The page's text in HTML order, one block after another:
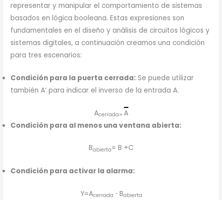
representar y manipular el comportamiento de sistemas
basados en lógica booleana. Estas expresiones son
fundamentales en el diseño y análisis de circuitos lógicos y
sistemas digitales, a continuación creamos una condición
para tres escenarios:
Condición para la puerta cerrada: Se puede utilizar
también A’ para indicar el inverso de la entrada A.
Acerrada= A
Condición para al menos una ventana abierta:
Babierta​= B +C
Condición para activar la alarma:
Y=Acerrada ​ ⋅ Babierta​